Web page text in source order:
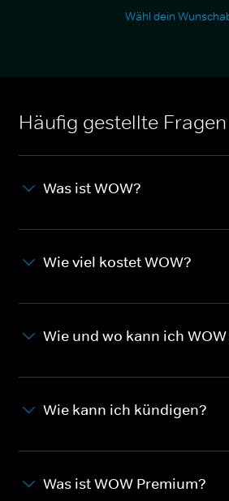
Wähl dein
Häufig gestellte Fragen
Was ist WOW?
Wie viel kostet WOW?
Wie und wo kann ich
Wie kann ich kündigen?
Was ist WOW Premium?